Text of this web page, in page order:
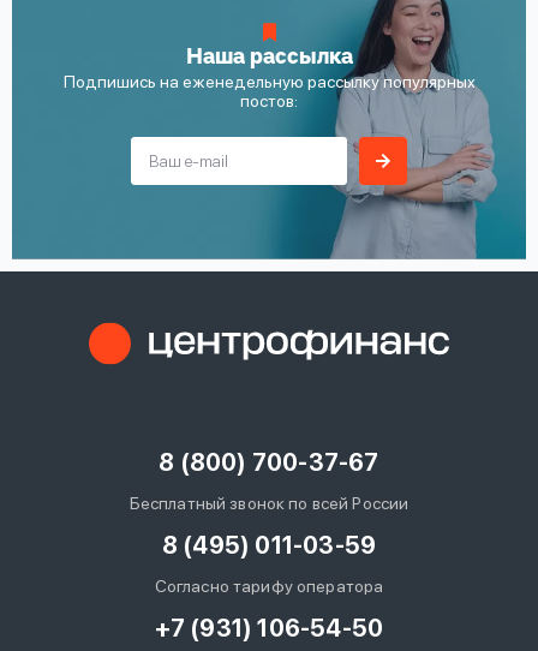
Наша рассылка
Подпишись на еженедельную рассылку популярных
постов:
8 (800) 700-37-67
Бесплатный звонок по всей России
8 (495) 011-03-59
Согласно тарифу оператора
+7 (931) 106-54-50